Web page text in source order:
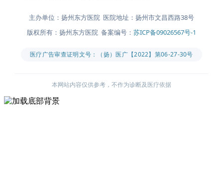
主办单位：扬州东方医院 医院地址：扬州市文昌西路38号
版权所有：扬州东方医院 备案编号： 苏ICP备09026567号-1
医疗广告审查证明文号：（扬）医广【2022】第06-27-30号
本网站内容仅供参考，不作为诊断及医疗依据